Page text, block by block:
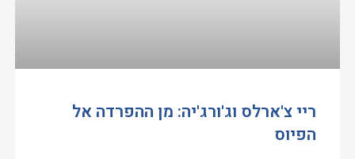
ריי צ'ארלס וג'ורג'יה: מן ההפרדה אל
הפיוס